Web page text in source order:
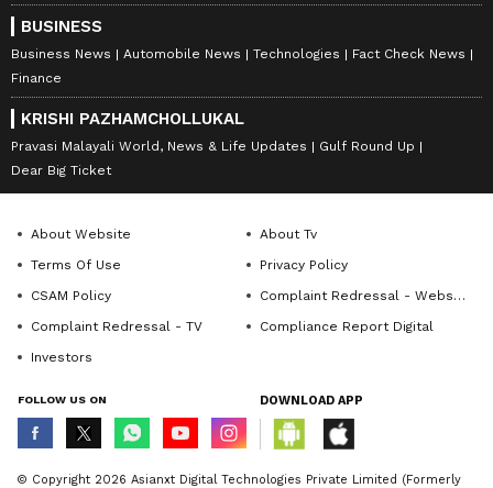
BUSINESS
Business News Automobile News Technologies
Fact Check News
Finance
KRISHI PAZHAMCHOLLUKAL
Pravasi Malayali World, News & Life Updates
Gulf Round Up
Dear Big Ticket
About Website
About Tv
Terms Of Use
Privacy Policy
CSAM Policy
Complaint Redressal - Website
Complaint Redressal - TV
Compliance Report Digital
Investors
FOLLOW US ON DOWNLOAD APP
© Copyright 2026 Asianxt Digital Technologies Private Limited (Formerly